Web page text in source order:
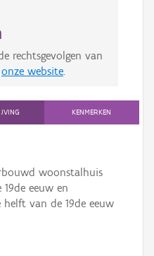
rechtsgevolgen van
onze website
KENMERKEN
woonstalhuis
eeuw en
van de 19de eeuw